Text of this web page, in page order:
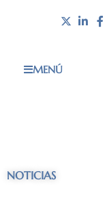
MENÚ
NOTICIAS